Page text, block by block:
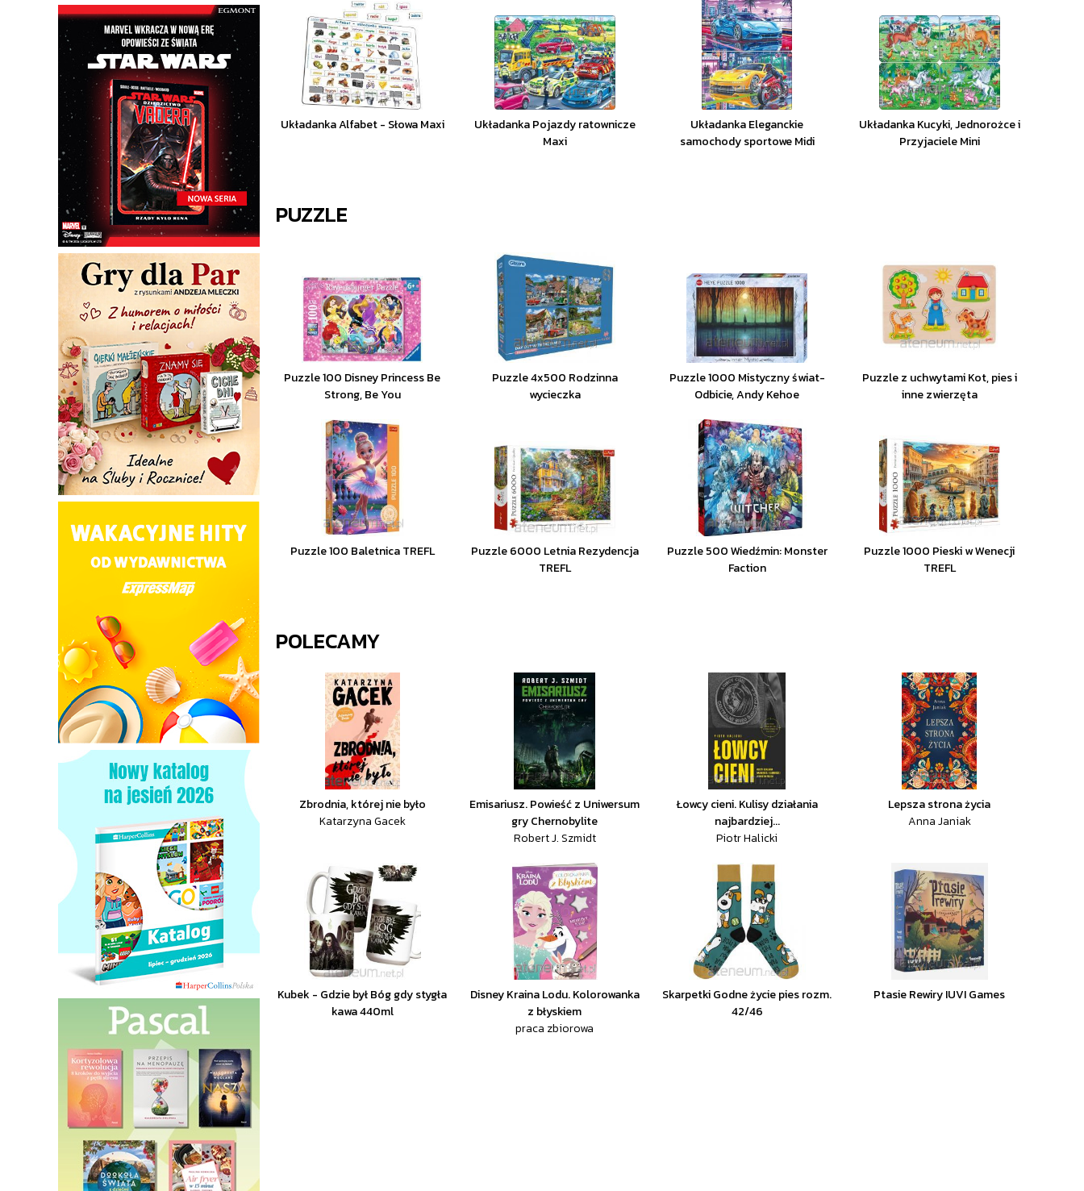
Układanka Alfabet - Słowa Maxi
Układanka Pojazdy ratownicze
Maxi
Układanka Eleganckie
samochody sportowe Midi
Układanka Kucyki, Jednorożce i
Przyjaciele Mini
PUZZLE
Puzzle 100 Disney Princess Be
Strong, Be You
Puzzle 4x500 Rodzinna
wycieczka
Puzzle 1000 Mistyczny świat-
Odbicie, Andy Kehoe
Puzzle z uchwytami Kot, pies i
inne zwierzęta
Puzzle 100 Baletnica TREFL
Puzzle 6000 Letnia Rezydencja
TREFL
Puzzle 500 Wiedźmin: Monster
Faction
Puzzle 1000 Pieski w Wenecji
TREFL
POLECAMY
Zbrodnia, której nie było
Katarzyna Gacek
Emisariusz. Powieść z Uniwersum
gry Chernobylite
Robert J. Szmidt
Łowcy cieni. Kulisy działania
najbardziej...
Piotr Halicki
Lepsza strona życia
Anna Janiak
Kubek - Gdzie był Bóg gdy stygła
kawa 440ml
Disney Kraina Lodu. Kolorowanka
z błyskiem
praca zbiorowa
Skarpetki Godne życie pies rozm.
42/46
Ptasie Rewiry IUVI Games